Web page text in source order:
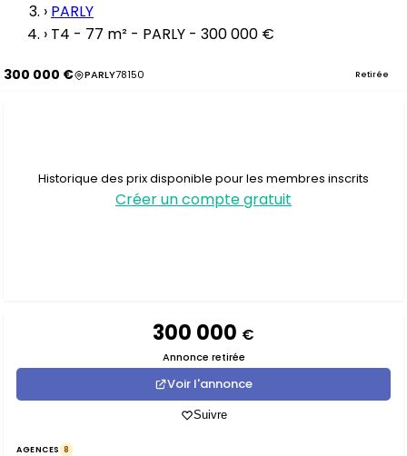
› PARLY
› T4 - 77 m² - PARLY - 300 000 €
300 000 € PARLY78150 Retirée
Historique des prix disponible pour les membres inscrits
Créer un compte gratuit
300 000 €
Annonce retirée
Voir l'annonce
Suivre
AGENCES 8